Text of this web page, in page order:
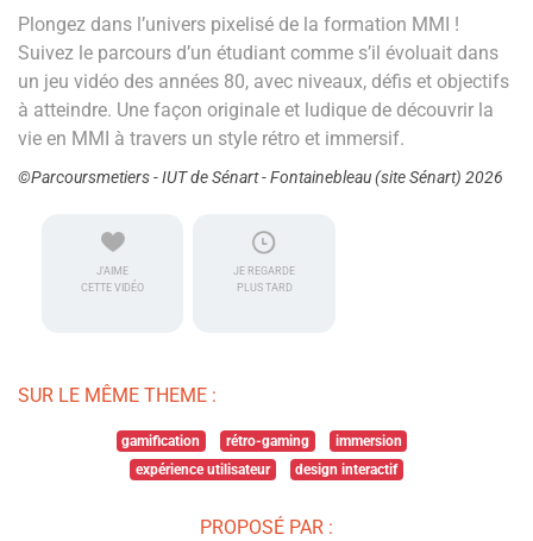
Plongez dans l’univers pixelisé de la formation MMI !
Suivez le parcours d’un étudiant comme s’il évoluait dans
un jeu vidéo des années 80, avec niveaux, défis et objectifs
à atteindre. Une façon originale et ludique de découvrir la
vie en MMI à travers un style rétro et immersif.
©Parcoursmetiers - IUT de Sénart - Fontainebleau (site Sénart) 2026
J'AIME
CETTE VIDÉO
JE REGARDE
PLUS TARD
SUR LE MÊME THEME :
gamification rétro-gaming
immersion
expérience utilisateur
design interactif
PROPOSÉ PAR :